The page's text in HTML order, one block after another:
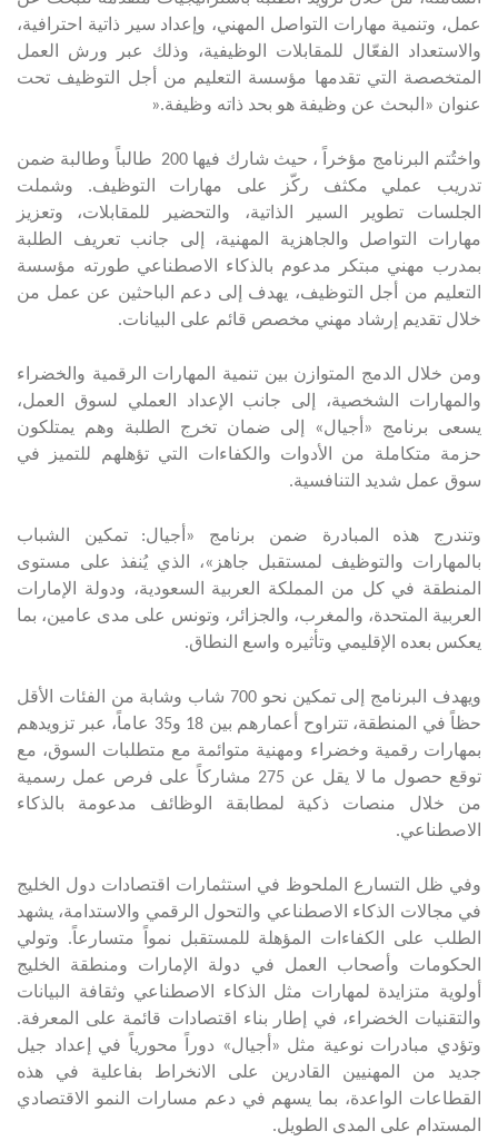
عمل، وتنمية مهارات التواصل المهني، وإعداد سير ذاتية احترافية،
والاستعداد الفعّال للمقابلات الوظيفية، وذلك عبر ورش العمل
المتخصصة التي تقدمها مؤسسة التعليم من أجل التوظيف تحت
عنوان «البحث عن وظيفة هو بحد ذاته وظيفة».
واختُتم البرنامج مؤخراً ، حيث شارك فيها 200 طالباً وطالبة ضمن
تدريب عملي مكثف ركّز على مهارات التوظيف. وشملت
الجلسات تطوير السير الذاتية، والتحضير للمقابلات، وتعزيز
مهارات التواصل والجاهزية المهنية، إلى جانب تعريف الطلبة
بمدرب مهني مبتكر مدعوم بالذكاء الاصطناعي طورته مؤسسة
التعليم من أجل التوظيف، يهدف إلى دعم الباحثين عن عمل من
خلال تقديم إرشاد مهني مخصص قائم على البيانات.
ومن خلال الدمج المتوازن بين تنمية المهارات الرقمية والخضراء
والمهارات الشخصية، إلى جانب الإعداد العملي لسوق العمل،
يسعى برنامج «أجيال» إلى ضمان تخرج الطلبة وهم يمتلكون
حزمة متكاملة من الأدوات والكفاءات التي تؤهلهم للتميز في
سوق عمل شديد التنافسية.
وتندرج هذه المبادرة ضمن برنامج «أجيال: تمكين الشباب
بالمهارات والتوظيف لمستقبل جاهز»، الذي يُنفذ على مستوى
المنطقة في كل من المملكة العربية السعودية، ودولة الإمارات
العربية المتحدة، والمغرب، والجزائر، وتونس على مدى عامين، بما
يعكس بعده الإقليمي وتأثيره واسع النطاق.
ويهدف البرنامج إلى تمكين نحو 700 شاب وشابة من الفئات الأقل
حظاً في المنطقة، تتراوح أعمارهم بين 18 و35 عاماً، عبر تزويدهم
بمهارات رقمية وخضراء ومهنية متوائمة مع متطلبات السوق، مع
توقع حصول ما لا يقل عن 275 مشاركاً على فرص عمل رسمية
من خلال منصات ذكية لمطابقة الوظائف مدعومة بالذكاء
الاصطناعي.
وفي ظل التسارع الملحوظ في استثمارات اقتصادات دول الخليج
في مجالات الذكاء الاصطناعي والتحول الرقمي والاستدامة، يشهد
الطلب على الكفاءات المؤهلة للمستقبل نمواً متسارعاً. وتولي
الحكومات وأصحاب العمل في دولة الإمارات ومنطقة الخليج
أولوية متزايدة لمهارات مثل الذكاء الاصطناعي وثقافة البيانات
والتقنيات الخضراء، في إطار بناء اقتصادات قائمة على المعرفة.
وتؤدي مبادرات نوعية مثل «أجيال» دوراً محورياً في إعداد جيل
جديد من المهنيين القادرين على الانخراط بفاعلية في هذه
القطاعات الواعدة، بما يسهم في دعم مسارات النمو الاقتصادي
المستدام على المدى الطويل.